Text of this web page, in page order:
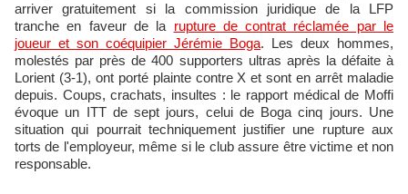
arriver gratuitement si la commission juridique de la LFP
tranche en faveur de la rupture de contrat réclamée par le
joueur et son coéquipier Jérémie Boga. Les deux hommes,
molestés par près de 400 supporters ultras après la défaite à
Lorient (3-1), ont porté plainte contre X et sont en arrêt maladie
depuis. Coups, crachats, insultes : le rapport médical de Moffi
évoque un ITT de sept jours, celui de Boga cinq jours. Une
situation qui pourrait techniquement justifier une rupture aux
torts de l'employeur, même si le club assure être victime et non
responsable.